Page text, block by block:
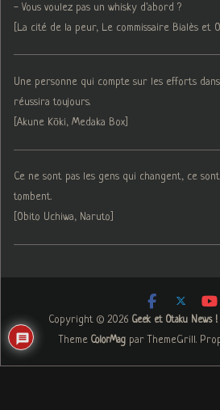
- Vous voulez pas un whisky d'abord ?
[La cité de la peur, Le commissaire Bialès et
Une personne qui compte sur les efforts
réussira toujours.
[Akune Kōki, Medaka Box]
Ce ne sont pas les gens qui changent, ce
tombent.
[Obito Uchiwa, Naruto]
Copyright © 2026 Geek et Otaku News !
Theme ColorMagpar ThemeGrill.